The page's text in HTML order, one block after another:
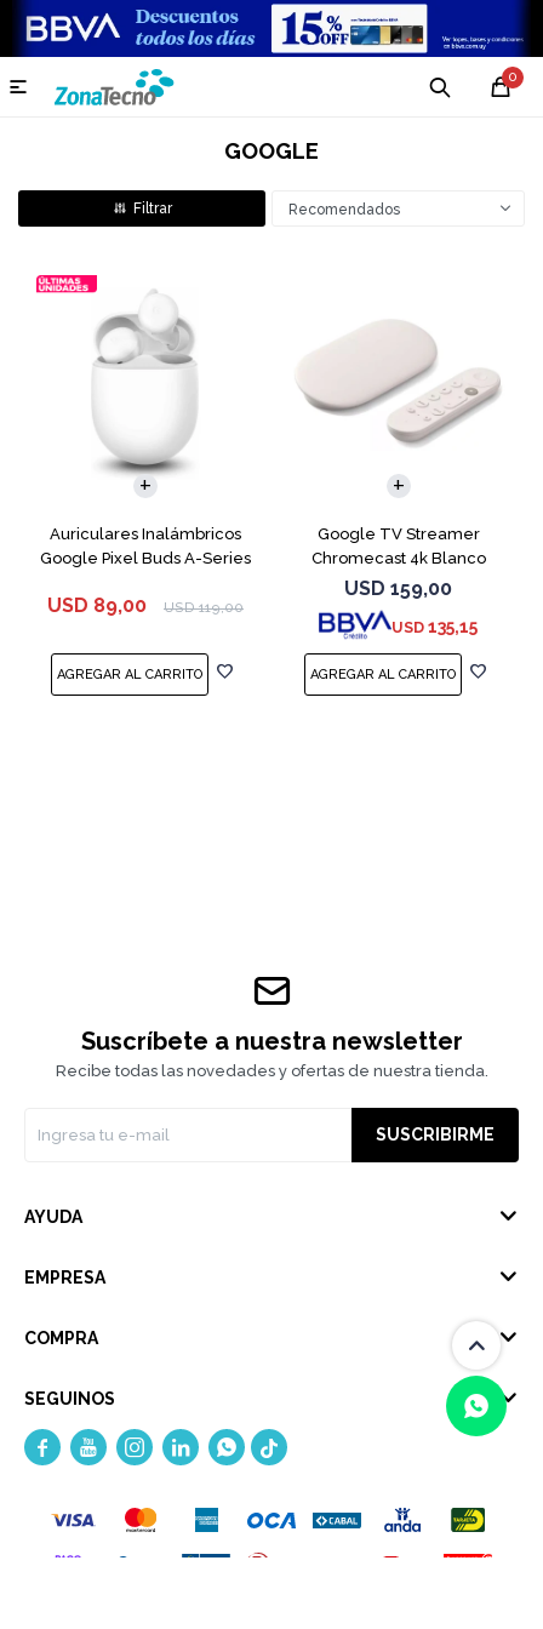
0

GOOGLE
Recomendados
Auriculares Inalámbricos
Google Pixel Buds A-Series
USD 89,00 USD 119,00
Google TV Streamer
Chromecast 4k Blanco
USD 159,00
USD 135,15
(0/4)
Suscríbete a nuestra newsletter
Recibe todas las novedades y ofertas de nuestra tienda.
SUSCRIBIRME
AYUDA
EMPRESA
COMPRA
SEGUINOS
    